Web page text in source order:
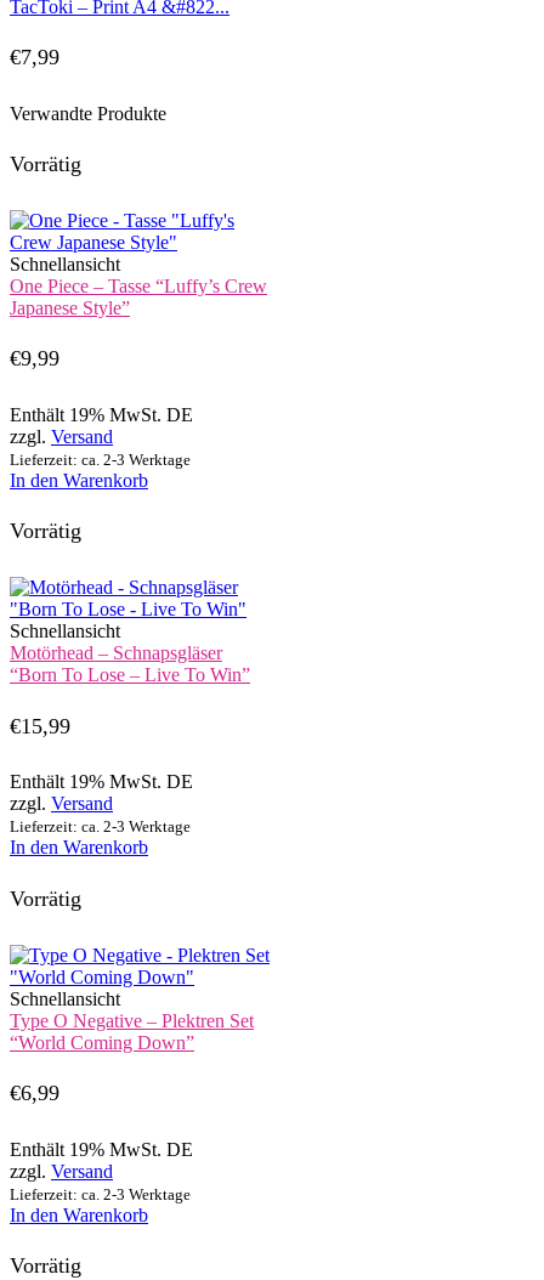
TacToki – Print A4 &#822...
€7,99
Verwandte Produkte
Vorrätig
Schnellansicht
One Piece – Tasse “Luffy’s Crew
Japanese Style”
€9,99
Enthält 19% MwSt. DE
zzgl. Versand
Lieferzeit: ca. 2-3 Werktage
In den Warenkorb
Vorrätig
Schnellansicht
Motörhead – Schnapsgläser
“Born To Lose – Live To Win”
€15,99
Enthält 19% MwSt. DE
zzgl. Versand
Lieferzeit: ca. 2-3 Werktage
In den Warenkorb
Vorrätig
Schnellansicht
Type O Negative – Plektren Set
“World Coming Down”
€6,99
Enthält 19% MwSt. DE
zzgl. Versand
Lieferzeit: ca. 2-3 Werktage
In den Warenkorb
Vorrätig